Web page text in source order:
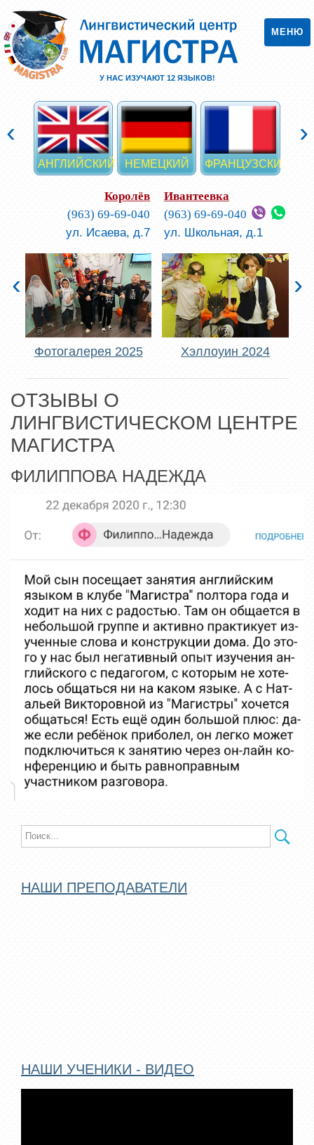
МЕНЮ
У НАС ИЗУЧАЮТ 12ЯЗЫКОВ!
АНГЛИЙСКИЙ НЕМЕЦКИЙ ФРАНЦУЗСКИЙ
‹ ›
Королёв
(963) 69-69-040
ул. Исаева, д.7
Ивантеевка
(963) 69-69-040
ул. Школьная, д.1
Фотогалерея 2025 Хэллоуин 2024
‹ ›
ОТЗЫВЫ О
ЛИНГВИСТИЧЕСКОМ ЦЕНТРЕ
МАГИСТРА
ФИЛИППОВА НАДЕЖДА
НАШИ ПРЕПОДАВАТЕЛИ
НАШИ УЧЕНИКИ - ВИДЕО